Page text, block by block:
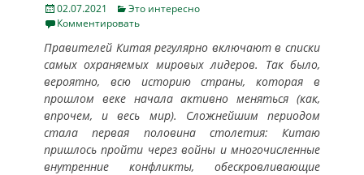
Posted
on
02.07.2021 Categories
Это интересно
Комментировать
Правителей Китая регулярно включают в списки
самых охраняемых мировых лидеров. Так было,
вероятно, всю историю страны, которая в
прошлом веке начала активно меняться (как,
впрочем, и весь мир). Сложнейшим периодом
стала первая половина столетия: Китаю
пришлось пройти через войны и многочисленные
внутренние конфликты, обескровливающие